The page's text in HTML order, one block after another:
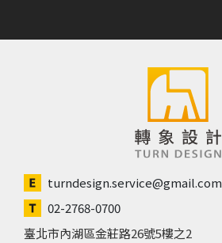
turndesign.service@gmail.com
02-2768-0700
臺北市內湖區金莊路26號5樓之2